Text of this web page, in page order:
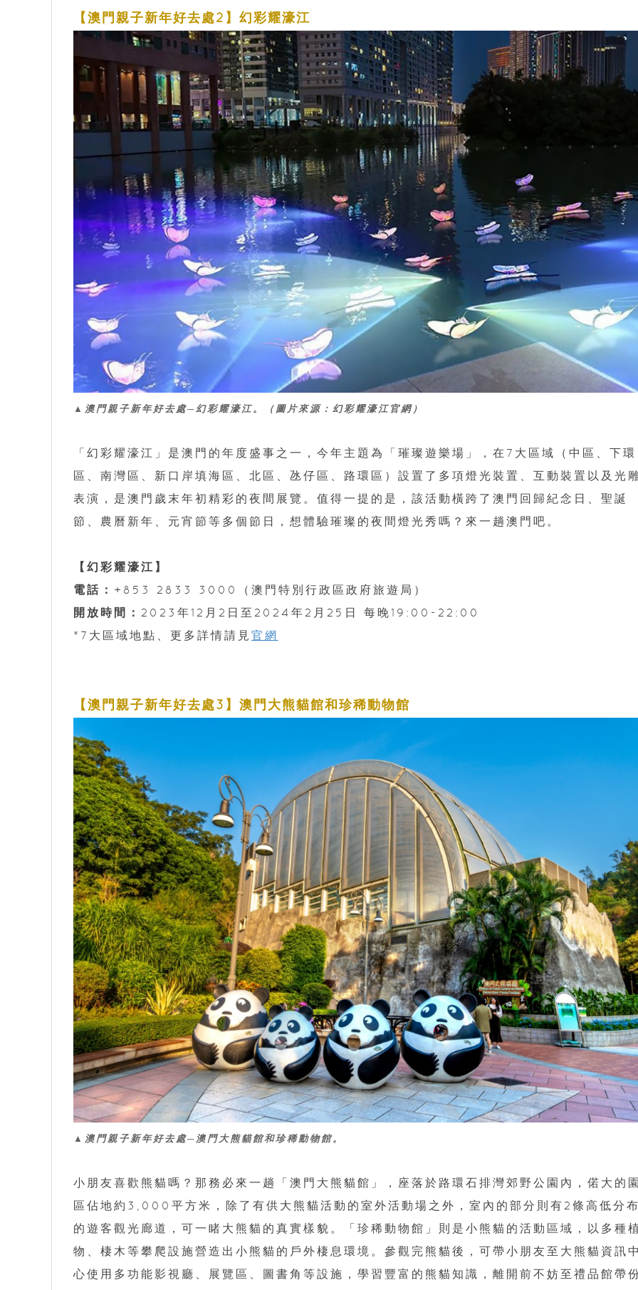
【澳門親子新年好去處2】幻彩耀濠江
▲澳門親子新年好去處─幻彩耀濠江。（圖片來源：幻彩耀濠江官網）
「幻彩耀濠江」是澳門的年度盛事之一，今年主題為「璀璨遊樂場」，在7大區域（中區、下環
區、南灣區、新口岸填海區、北區、氹仔區、路環區）設置了多項燈光裝置、互動裝置以及光
表演，是澳門歲末年初精彩的夜間展覽。值得一提的是，該活動橫跨了澳門回歸紀念日、聖誕
節、農曆新年、元宵節等多個節日，想體驗璀璨的夜間燈光秀嗎？來一趟澳門吧。
【幻彩耀濠江】
電話： +853 2833 3000（澳門特別行政區政府旅遊局）
開放時間： 2023年12月2日至2024年2月25日 每晚19:00-22:00
*7大區域地點、更多詳情請見 官網
【澳門親子新年好去處3】澳門大熊貓館和珍稀動物館
▲澳門親子新年好去處─澳門大熊貓館和珍稀動物館。
小朋友喜歡熊貓嗎？那務必來一趟「澳門大熊貓館」，座落於路環石排灣郊野公園內，偌大的
區佔地約3,000平方米，除了有供大熊貓活動的室外活動場之外，室內的部分則有2條高低分
的遊客觀光廊道，可一睹大熊貓的真實樣貌。「珍稀動物館」則是小熊貓的活動區域，以多種
物、棲木等攀爬設施營造出小熊貓的戶外棲息環境。參觀完熊貓後，可帶小朋友至大熊貓資訊
心使用多功能影視廳、展覽區、圖書角等設施，學習豐富的熊貓知識，離開前不妨至禮品館帶